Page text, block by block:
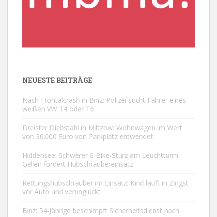
NEUESTE BEITRÄGE
Nach Frontalcrash in Binz: Polizei sucht Fahrer eines
weißen VW T4 oder T6
Dreister Diebstahl in Miltzow: Wohnwagen im Wert
von 30.000 Euro von Parkplatz entwendet
Hiddensee: Schwerer E-Bike-Sturz am Leuchtturm
Gellen fordert Hubschraubereinsatz
Rettungshubschrauber im Einsatz: Kind läuft in Zingst
vor Auto und verunglückt
Binz: 54-Jährige beschimpft Sicherheitsdienst nach